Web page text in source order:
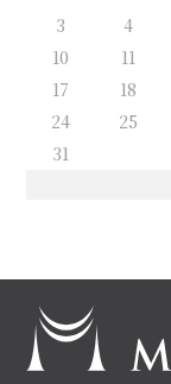
3
4
10
11
17
18
24
25
31